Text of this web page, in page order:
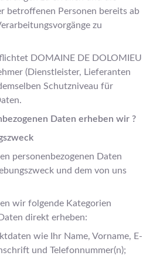
betroffenen Personen bereits ab
zu
DOMAINE DE DOLOMIEU
(Dienstleister, Lieferanten
Schutzniveau für
Daten erheben wir ?
personenbezogenen Daten
und dem von uns
wir folgende Kategorien
direkt erheben:
wie Ihr Name, Vorname, E-
und Telefonnummer(n);